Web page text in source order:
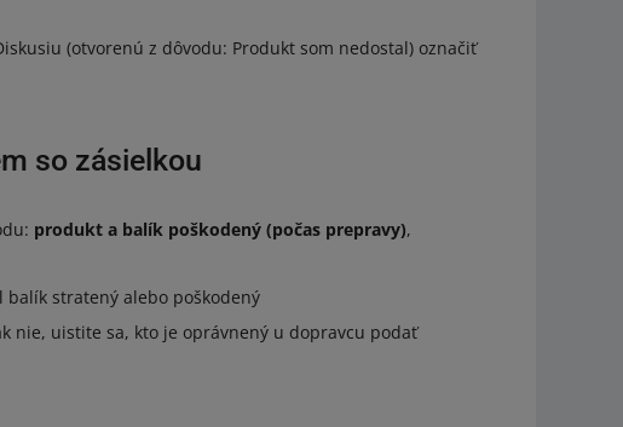
(otvorenú z dôvodu: Produkt som nedostal) označiť
so zásielkou
produkt a balík poškodený (počas prepravy),
stratený alebo poškodený
nie, uistite sa, kto je oprávnený u dopravcu podať